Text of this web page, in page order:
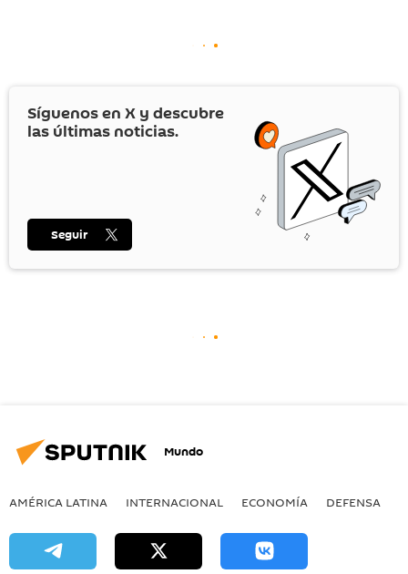
Síguenos en X y descubre
las últimas noticias.
Seguir
Mundo
AMÉRICA LATINA INTERNACIONAL ECONOMÍA DEFENSA